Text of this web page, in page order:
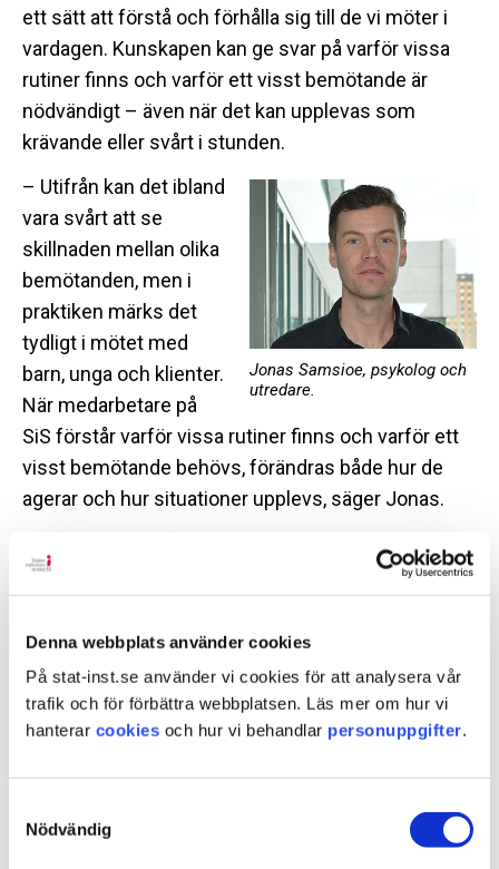
Denna webbplats använder cookies
På stat-inst.se använder vi cookies för att analysera vår
trafik och för förbättra webbplatsen. Läs mer om hur vi
hanterar cookies och hur vi behandlar personuppgifter.
Nödvändig
ett sätt att förstå och förhålla sig till de vi möter i
vardagen. Kunskapen kan ge svar på varför vissa
rutiner finns och varför ett visst bemötande är
nödvändigt – även när det kan upplevas som
krävande eller svårt i stunden.
Jonas Samsioe, psykolog och
utredare.
– Utifrån kan det ibland
vara svårt att se
skillnaden mellan olika
bemötanden, men i
praktiken märks det
tydligt i mötet med
barn, unga och klienter.
När medarbetare på
SiS förstår varför vissa rutiner finns och varför ett
visst bemötande behövs, förändras både hur de
agerar och hur situationer upplevs, säger Jonas.
och förstå sammanhanget gör arbetet mer
hanterbart. Det skapar bättre förutsättningar att
agera med både tydlighet och lugn – för
medarbetare såväl som för barnen, ungdomarna
och klienterna, fortsätter han.
Enligt Jonas är tydliga ramar, ökad delaktighet för